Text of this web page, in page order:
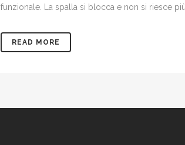
funzionale. La spalla si blocca e non si riesce
READ MORE